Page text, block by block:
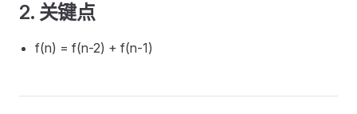
2. 关键点
f(n) = f(n-2) + f(n-1)